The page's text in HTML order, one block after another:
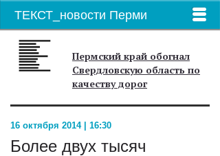
ТЕКСТ_новости Перми
Пермский край обогнал
Свердловскую область по
качеству дорог
16 октября 2014 | 16:30
Более двух тысяч